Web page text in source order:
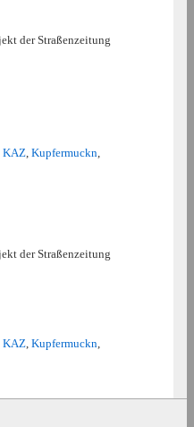
der Straßenzeitung
KAZ Kupfermuckn
der Straßenzeitung
KAZ Kupfermuckn